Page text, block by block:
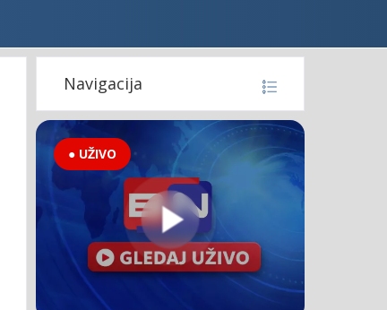
Navigacija
● UŽIVO